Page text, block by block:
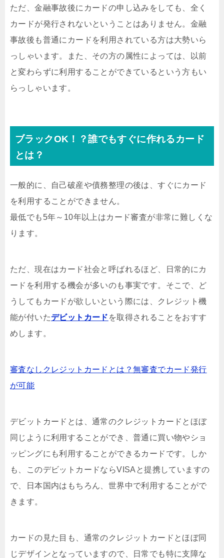
ただ、金融事故後にカードの申し込みをしても、全く
カードが発行されないということはありません。金融
事故後も普通にカードを利用されている方は大勢いら
っしゃいます。また、その方の属性によっては、以前
と変わらずに利用することができているという方もい
らっしゃいます。
ブラックOK！？誰でもすぐに作れるカード
とは？
一般的に、自己破産や債務整理の後は、すぐにカード
を利用することができません。
最低でも5年～10年以上はカード審査が非常に難しくな
ります。
ただ、現在はカード社会と呼ばれるほど、日常的にカ
ードを利用する機会が多いのも事実です。そこで、ど
うしてもカードが欲しいという際には、クレジット機
能が付いたデビットカード を取得されることをおすす
めします。
審査なしクレジットカードとは？無審査でカード発行
が可能
デビットカードとは、通常のクレジットカードとほぼ
同じように利用することができ、普通に買い物やショ
ッピングにも利用することができるカードです。しか
も、このデビットカードならVISAと提携していますの
で、日本国内はもちろん、世界中で利用することがで
きます。
カードの見た目も、通常のクレジットカードとほぼ同
じデザインとなっていますので、日常でも特に支障な